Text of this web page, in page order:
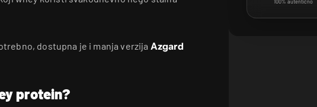
dostupna je i manja verzija Azgard
protein?
100% autentično